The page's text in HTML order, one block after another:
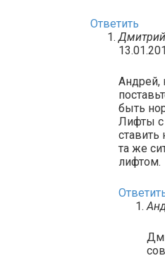
Ответить
Андрей,
быть
Лифты с
ставить
та же
лифтом.